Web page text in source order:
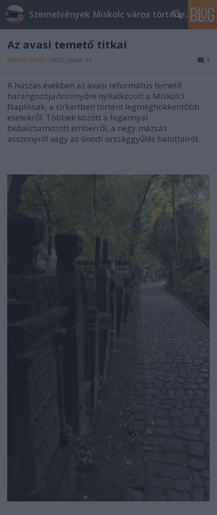
Szemelvények Miskolc város történelméből
Az avasi temető titkai
Reiman Zoltán • 2023. június 17. 1
A húszas években az avasi református temető
harangozója/toronyőre nyilatkozott a Miskolci
Naplónak, a sírkertben történt legmeghökkentőbb
esetekről. Többek között a higannyal
bebalzsamozott emberről, a négy mázsás
asszonyról vagy az ónodi országgyűlés halottairól.